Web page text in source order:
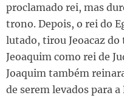
proclamado rei, mas
trono. Depois, o rei do
lutado, tirou Jeoacaz
Jeoaquim como rei de
Joaquim também
de serem levados para